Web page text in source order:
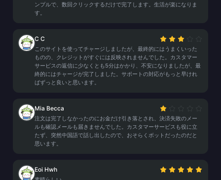
ンプルで、数回クリックするだけで完了します。生活が楽になりま
す。
C C
このサイトを使ってチャージしましたが、最終的にはうまくいった
ものの、クレジットがすぐには反映されませんでした。カスタマー
サービスの返信に少なくとも5分はかかり、不安になりましたが、最
終的にはチャージが完了しました。サポートの対応がもっと早けれ
ばずっと良いと思います。
Mia Becca
注文は完了しなかったのにお金だけ引き落とされ、決済失敗のメー
ルも確認メールも届きませんでした。カスタマーサービスも役に立
たず、突然中国語で話し出したので、おそらくボットだったのだと
思います。
Eoi Hwh